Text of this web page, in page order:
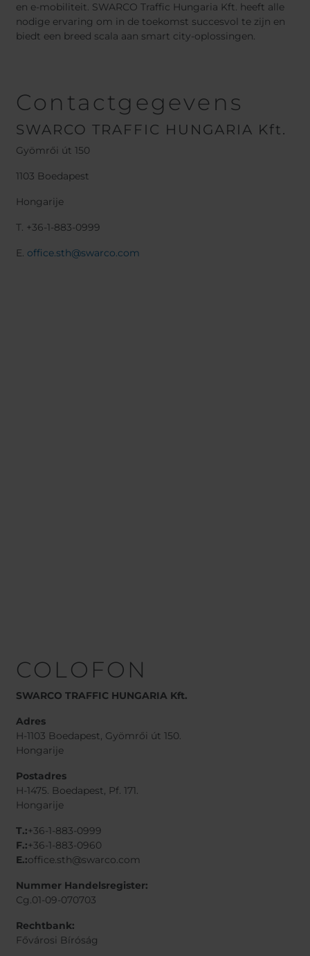
en e-mobiliteit. SWARCO Traffic Hungaria Kft. heeft alle
nodige ervaring om in de toekomst succesvol te zijn en
biedt een breed scala aan smart city-oplossingen.
Contactgegevens
SWARCO TRAFFIC HUNGARIA Kft.
Gyömrői út 150
1103 Boedapest
Hongarije
T. +36-1-883-0999
E. office.sth@swarco.com
COLOFON
SWARCO TRAFFIC HUNGARIA Kft.
Adres
H-1103 Boedapest, Gyömrői út 150.
Hongarije
Postadres
H-1475. Boedapest, Pf. 171.
Hongarije
T.:+36-1-883-0999
F.:+36-1-883-0960
E.:office.sth@swarco.com
Nummer Handelsregister:
Cg.01-09-070703
Rechtbank:
Fővárosi Bíróság